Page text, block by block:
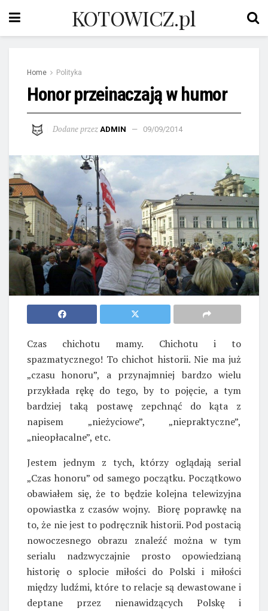
KOTOWICZ.pl
Home Polityka
Honor przeinaczają w humor
Dodane przez ADMIN 09/09/2014
Czas chichotu mamy. Chichotu i to
spazmatycznego! To chichot historii. Nie ma już
„czasu honoru”, a przynajmniej bardzo wielu
przykłada rękę do tego, by to pojęcie, a tym
bardziej taką postawę zepchnąć do kąta z
napisem „nieżyciowe”, „niepraktyczne”,
„nieopłacalne”, etc.
Jestem jednym z tych, którzy oglądają serial
„Czas honoru” od samego początku. Początkowo
obawiałem się, że to będzie kolejna telewizyjna
opowiastka z czasów wojny. Biorę poprawkę na
to, że nie jest to podręcznik historii. Pod postacią
nowoczesnego obrazu znaleźć można w tym
serialu nadzwyczajnie prosto opowiedzianą
historię o splocie miłości do Polski i miłości
między ludźmi, które to relacje są dewastowane i
deptane przez nienawidzących Polskę i